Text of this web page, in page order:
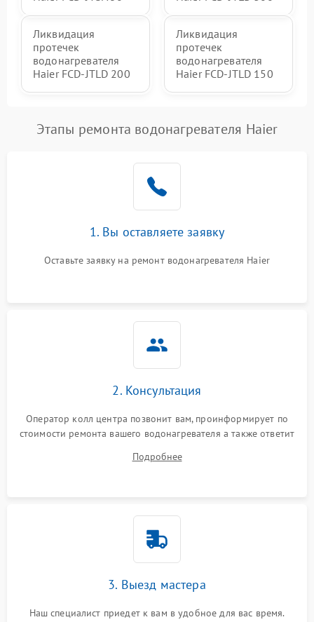
Ликвидация
протечек
водонагревателя
Haier FCD-JTLD 200
Ликвидация
протечек
водонагревателя
Haier FCD-JTLD 150
Этапы ремонта водонагревателя Haier
1. Вы оставляете заявку
Оставьте заявку на ремонт водонагревателя Haier
2. Консультация
Оператор колл центра позвонит вам, проинформирует по
стоимости ремонта вашего водонагревателя а также ответит
Подробнее
3. Выезд мастера
Наш специалист приедет к вам в удобное для вас время.